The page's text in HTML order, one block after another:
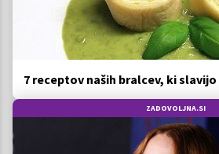
7 receptov naših bralcev, ki
ZADOVOLJNA.SI